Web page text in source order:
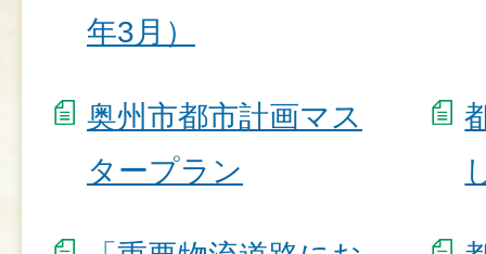
年3月）
奥州市都市計画マス
タープラン